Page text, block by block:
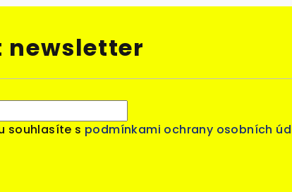
newsletter
souhlasíte s podmínkami ochrany osobních